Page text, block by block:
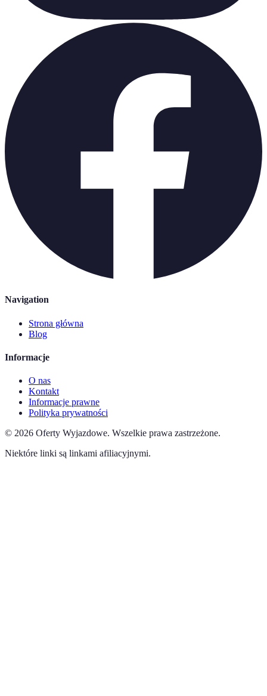
Navigation
Strona główna
Blog
Informacje
O nas
Kontakt
Informacje prawne
Polityka prywatności
© 2026 Oferty Wyjazdowe. Wszelkie prawa zastrzeżone.
Niektóre linki są linkami afiliacyjnymi.